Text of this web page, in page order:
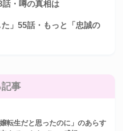
話・噂の真相は
た」55話・もっと「忠誠の
事
嬢転生だと思ったのに」のあらす